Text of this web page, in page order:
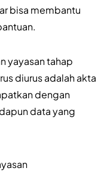
bisa membantu
yayasan tahap
diurus adalah akta
dengan
data yang